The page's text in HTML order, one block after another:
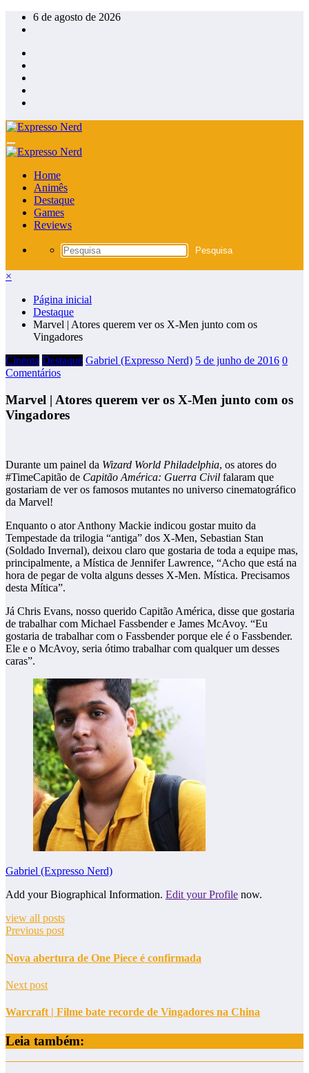
Pular
para
conteúdo
6 de agosto de 2026
Home
Animês
Destaque
Games
Reviews
×
Página inicial
Destaque
Marvel | Atores querem ver os X-Men junto com os
Vingadores
Cinema Destaque Gabriel (Expresso Nerd) 5 de junho de 2016 0
Comentários
Marvel | Atores querem ver os X-Men junto com os
Vingadores
Durante um painel da Wizard World Philadelphia, os atores do
#TimeCapitão de Capitão América: Guerra Civil falaram que
gostariam de ver os famosos mutantes no universo cinematográfico
da Marvel!
Enquanto o ator Anthony Mackie indicou gostar muito da
Tempestade da trilogia “antiga” dos X-Men, Sebastian Stan
(Soldado Invernal), deixou claro que gostaria de toda a equipe mas,
principalmente, a Mística de Jennifer Lawrence, “Acho que está na
hora de pegar de volta alguns desses X-Men. Mística. Precisamos
desta Mítica”.
Já Chris Evans, nosso querido Capitão América, disse que gostaria
de trabalhar com Michael Fassbender e James McAvoy. “Eu
gostaria de trabalhar com o Fassbender porque ele é o Fassbender.
Ele e o McAvoy, seria ótimo trabalhar com qualquer um desses
caras”.
Gabriel (Expresso Nerd)
Add your Biographical Information. Edit your Profile now.
view all posts
Previous post
Nova abertura de One Piece é confirmada
Next post
Warcraft | Filme bate recorde de Vingadores na China
Leia também: